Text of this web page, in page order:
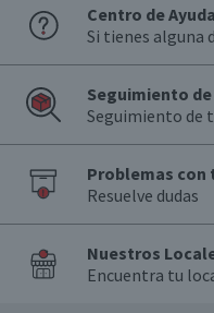
Centro de Ayuda
Si tienes alguna
Seguimiento
Seguimiento de
Problemas con
Resuelve dudas
Nuestros
Encuentra tu